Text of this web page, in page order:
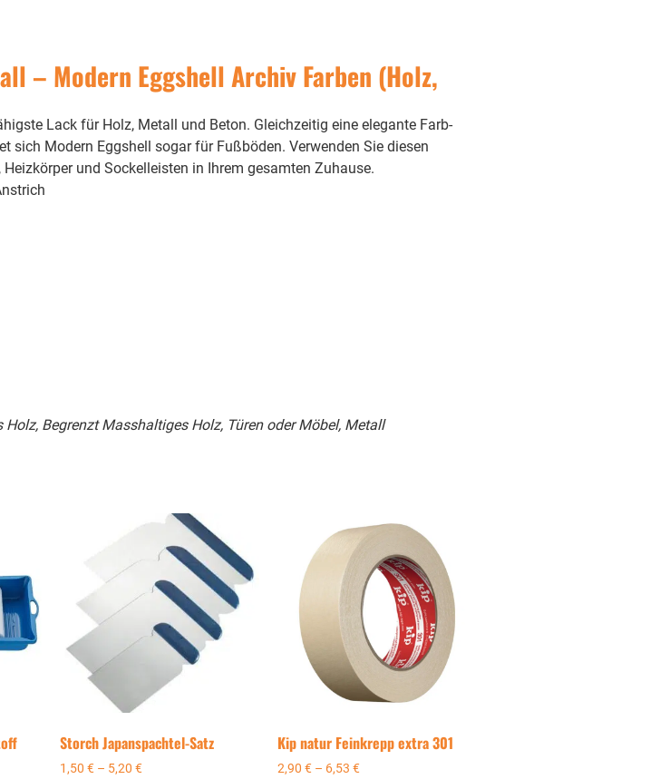
– Modern Eggshell Archiv Farben (Holz,
Lack für Holz, Metall und Beton. Gleichzeitig eine elegante Farb-
sich Modern Eggshell sogar für Fußböden. Verwenden Sie diesen
und Sockelleisten in Ihrem gesamten Zuhause.
Holz, Begrenzt Masshaltiges Holz, Türen oder Möbel, Metall
Storch Japanspachtel-Satz
1,50 € – 5,20 €
Kip natur Feinkrepp extra 301
2,90€ – 6,53€